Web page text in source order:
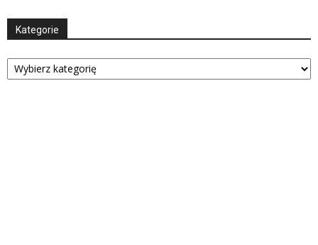
Kategorie
Kategorie